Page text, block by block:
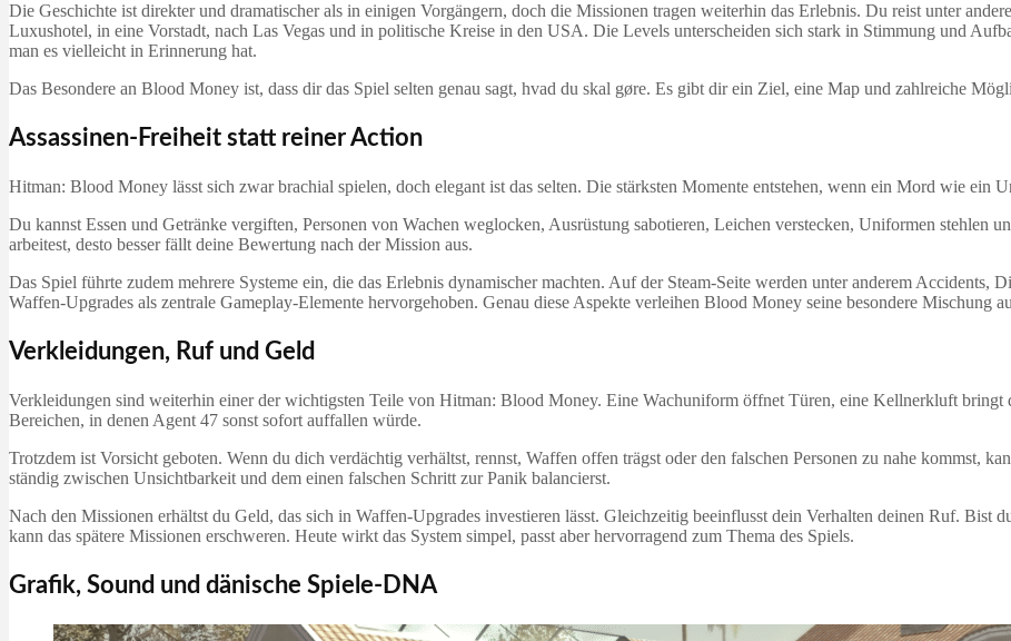
Die Geschichte ist direkter und dramatischer als in einigen Vorgängern, doch die Missionen tragen weiterhin das Erlebnis. Du reist unter
Luxushotel, in eine Vorstadt, nach Las Vegas und in politische Kreise in den USA. Die Levels unterscheiden sich stark in Stimmung und
man es vielleicht in Erinnerung hat.
Das Besondere an Blood Money ist, dass dir das Spiel selten genau sagt, hvad du skal gøre. Es gibt dir ein Ziel, eine Map und zahlreiche
Assassinen-Freiheit statt reiner Action
Hitman: Blood Money lässt sich zwar brachial spielen, doch elegant ist das selten. Die stärksten Momente entstehen, wenn ein Mord wie ein
Du kannst Essen und Getränke vergiften, Personen von Wachen weglocken, Ausrüstung sabotieren, Leichen verstecken, Uniformen stehlen
arbeitest, desto besser fällt deine Bewertung nach der Mission aus.
Das Spiel führte zudem mehrere Systeme ein, die das Erlebnis dynamischer machten. Auf der Steam-Seite werden unter anderem
Waffen-Upgrades als zentrale Gameplay-Elemente hervorgehoben. Genau diese Aspekte verleihen Blood Money seine besondere Mischung
Verkleidungen, Ruf und Geld
Verkleidungen sind weiterhin einer der wichtigsten Teile von Hitman: Blood Money. Eine Wachuniform öffnet Türen, eine Kellnerkluft bringt
Bereichen, in denen Agent 47 sonst sofort auffallen würde.
Trotzdem ist Vorsicht geboten. Wenn du dich verdächtig verhältst, rennst, Waffen offen trägst oder den falschen Personen zu nahe kommst,
ständig zwischen Unsichtbarkeit und dem einen falschen Schritt zur Panik balancierst.
Nach den Missionen erhältst du Geld, das sich in Waffen-Upgrades investieren lässt. Gleichzeitig beeinflusst dein Verhalten deinen Ruf. Bist
kann das spätere Missionen erschweren. Heute wirkt das System simpel, passt aber hervorragend zum Thema des Spiels.
Grafik, Sound und dänische Spiele-DNA